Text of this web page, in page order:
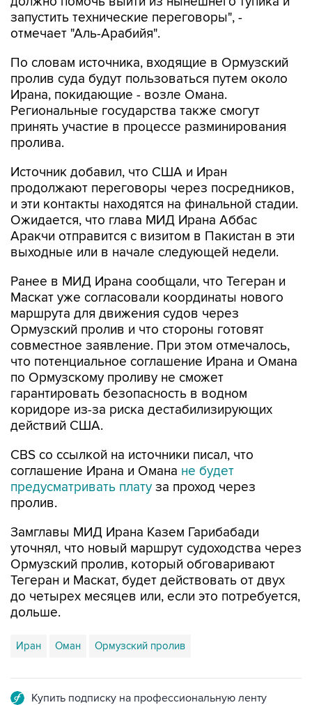
запустить технические переговоры", -
отмечает "Аль-Арабийя".
По словам источника, входящие в Ормузский
пролив суда будут пользоваться путем около
Ирана, покидающие - возле Омана.
Региональные государства также смогут
принять участие в процессе разминирования
пролива.
Источник добавил, что США и Иран
продолжают переговоры через посредников,
и эти контакты находятся на финальной стадии.
Ожидается, что глава МИД Ирана Аббас
Аракчи отправится с визитом в Пакистан в эти
выходные или в начале следующей недели.
Ранее в МИД Ирана сообщали, что Тегеран и
Маскат уже согласовали координаты нового
маршрута для движения судов через
Ормузский пролив и что стороны готовят
совместное заявление. При этом отмечалось,
что потенциальное соглашение Ирана и Омана
по Ормузскому проливу не сможет
гарантировать безопасность в водном
коридоре из-за риска дестабилизирующих
действий США.
CBS со ссылкой на источники писал, что
соглашение Ирана и Омана не будет
предусматривать плату за проход через
пролив.
Замглавы МИД Ирана Казем Гарибабади
уточнял, что новый маршрут судоходства через
Ормузский пролив, который обговаривают
Тегеран и Маскат, будет действовать от двух
до четырех месяцев или, если это потребуется,
дольше.
Иран Оман Ормузский пролив
Купить подписку на профессиональную ленту